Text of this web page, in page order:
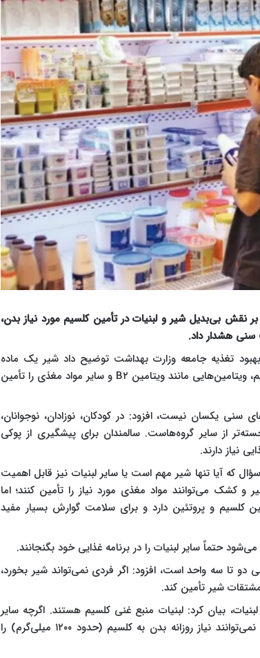
نقش بی‌بدیل شیر و لبنیات در تأمین کلسیم مورد نیاز بدن،
هشدار داد.
تغذیه جامعه وزارت بهداشت توضیح داد شیر یک ماده
غذایی نسبتاً کامل است و مقدار زیادی از نیاز بدن به کلسیم، ویتامین‌هایی مانند ویتامین B۲ و سایر مواد مغذی را تأمین
یکسان نیست، افزود: در کودکان، نوزادان، نوجوانان،
از سایر گروه‌هاست. سالمندان برای پیشگیری از پوکی
نیاز دارند.
که آیا تنها شیر مهم است یا سایر لبنیات نیز قابل اهمیت
کشک می‌توانند مواد مغذی مورد نیاز را تأمین کنند؛ اما
کلسیم و پروتئین دارد و برای سلامت گوارش بسیار مفید
حتماً سایر لبنیات را در برنامه غذایی خود بگنجانند.
دو تا سه واحد است، افزود: اگر فردی نمی‌تواند شیر بخورد،
شیر تأمین کند.
بیان کرد: لبنیات منبع غنی کلسیم هستند. اگرچه سایر
گروه‌های غذایی نیز مقادیری کلسیم دارند؛ اما هیچ کدام نمی‌توانند نیاز روزانه بدن به کلسیم (حدود ۱۲۰۰ میلی‌گرم) را